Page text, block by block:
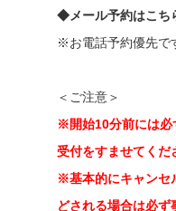
◆メール予約はこち
※お電話予約優先で
＜ご注意＞
※開始10分前には必
受付をすませてくだ
※基本的にキャンセ
どされる場合は必ず